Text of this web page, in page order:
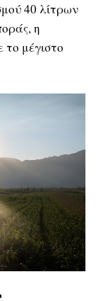
40 λίτρων
η
το μέγιστο